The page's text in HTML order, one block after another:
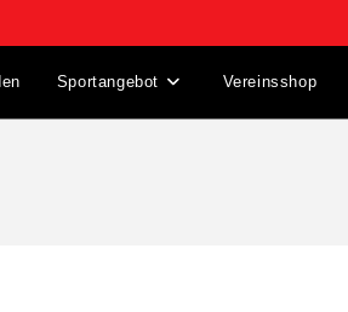
Sportangebot Vereinsshop